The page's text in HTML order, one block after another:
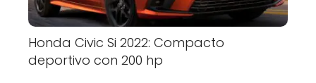
Honda Civic Si 2022: Compacto
deportivo con 200 hp